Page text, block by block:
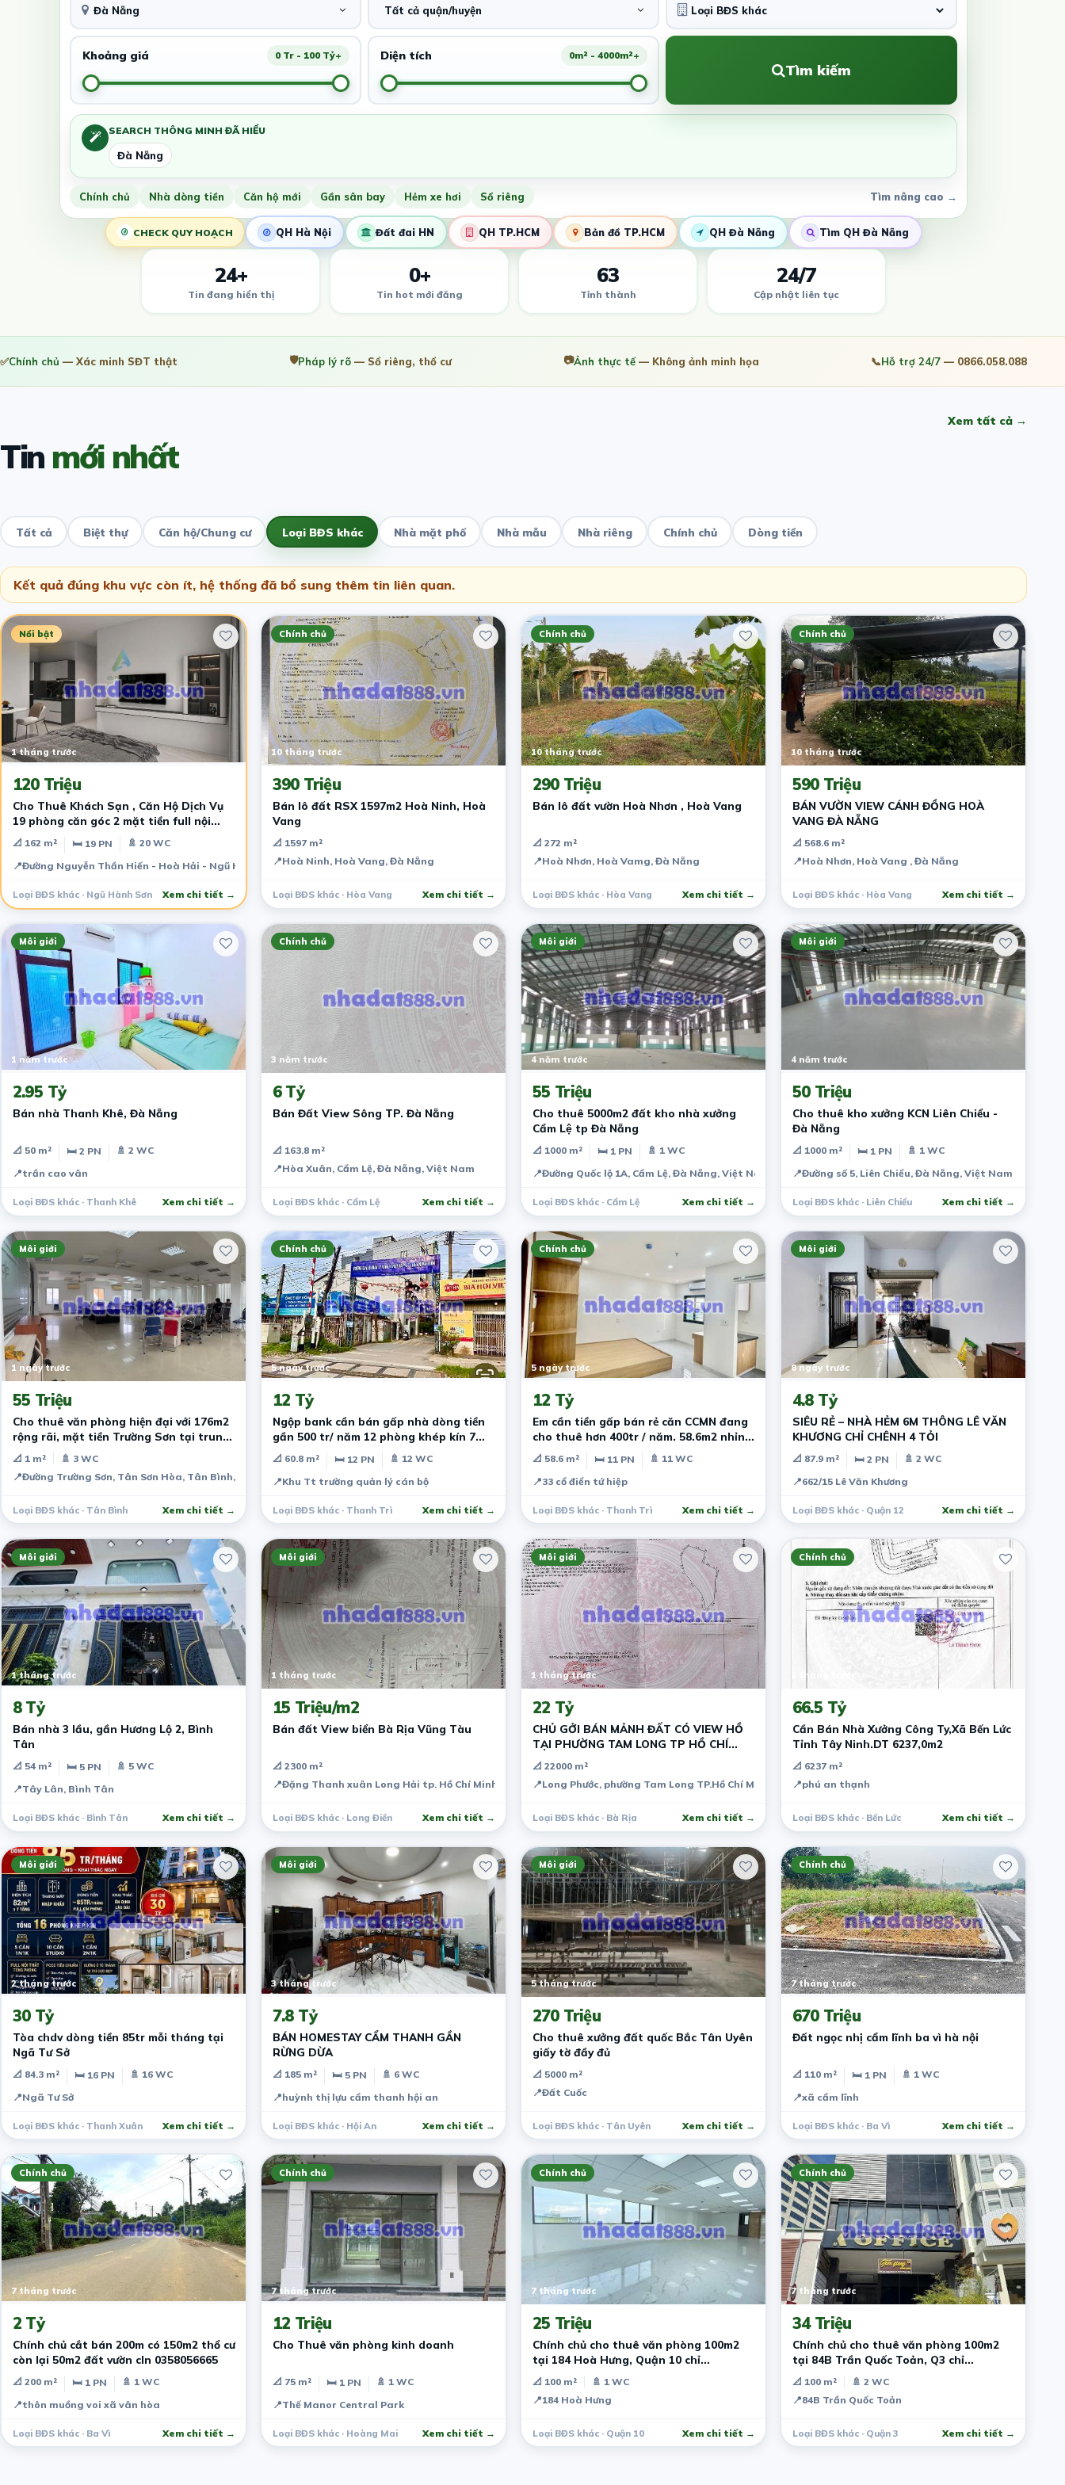
Đà Nẵng Tất cả quận/huyện
Khoảng giá 0 Tr - 100 Tỷ+ Diện tích 0m² - 4000m²+
Tìm kiếm
SEARCH THÔNG MINH ĐÃ HIỂU
Đà Nẵng
Chính chủ Nhà dòng tiền Căn hộ mới Gần sân bay Hẻm xe hơi Sổ riêng Tìm nâng cao →
CHECK QUY HOẠCH QH Hà Nội Đất đai HN QH TP.HCM Bản đồ TP.HCM QH Đà Nẵng Tìm QH Đà Nẵng
24+
Tin đang hiển thị
0+
Tin hot mới đăng
63
Tỉnh thành
24/7
Cập nhật liên tục
✅Chính chủ — Xác minh SĐT thật 🛡️Pháp lý rõ — Sổ riêng, thổ cư 📷Ảnh thực tế— Không ảnh minh họa 📞Hỗ trợ 24/7 — 0866.058.088
Tinmới nhất
Xem tất cả →
Tất cả Biệt thự Căn hộ/Chung cư Loại BĐS khác Nhà mặt phố Nhà mẫu Nhà riêng Chính chủ Dòng tiền
Kết quả đúng khu vực còn ít, hệ thống đã bổ sung thêm tin liên quan.
Nổi bật
1 tháng trước
120 Triệu
Cho Thuê Khách Sạn , Căn Hộ Dịch Vụ
19 phòng căn góc 2 mặt tiền full nội
thất
📐 162 m² 🛏 19 PN
🚿 20 WC
📍Đường Nguyễn Thần Hiến - Hoà Hải - Ngũ Hành Sơn - Đà Nẵng
Loại BĐS khác · Ngũ Hành Sơn Xem chi tiết →
Chính chủ
10 tháng trước
390 Triệu
Bán lô đất RSX 1597m2 Hoà Ninh, Hoà
Vang
📐 1597 m²
📍Hoà Ninh, Hoà Vang, Đà Nẵng
Loại BĐS khác · Hòa Vang Xem chi tiết →
Chính chủ
10 tháng trước
290 Triệu
Bán lô đất vườn Hoà Nhơn , Hoà Vang
📐 272 m²
📍Hoà Nhơn, Hoà Vamg, Đà Nẵng
Loại BĐS khác · Hòa Vang Xem chi tiết →
Chính chủ
10 tháng trước
590 Triệu
BÁN VƯỜN VIEW CÁNH ĐỒNG HOÀ
VANG ĐÀ NẴNG
📐 568.6 m²
📍Hoà Nhơn, Hoà Vang , Đà Nẵng
Loại BĐS khác · Hòa Vang Xem chi tiết →
Môi giới
1 năm trước
2.95 Tỷ
Bán nhà Thanh Khê, Đà Nẵng
📐 50 m² 🛏 2 PN
🚿 2 WC
📍trần cao vân
Loại BĐS khác · Thanh Khê Xem chi tiết →
Chính chủ
3 năm trước
6 Tỷ
Bán Đất View Sông TP. Đà Nẵng
📐 163.8 m²
📍Hòa Xuân, Cẩm Lệ, Đà Nẵng, Việt Nam
Loại BĐS khác · Cẩm Lệ Xem chi tiết →
Môi giới
4 năm trước
55 Triệu
Cho thuê 5000m2 đất kho nhà xưởng
Cẩm Lệ tp Đà Nẵng
📐 1000 m² 🛏 1 PN
🚿 1 WC
📍Đường Quốc lộ 1A, Cẩm Lệ, Đà Nẵng, Việt Nam
Loại BĐS khác · Cẩm Lệ Xem chi tiết →
Môi giới
4 năm trước
50 Triệu
Cho thuê kho xưởng KCN Liên Chiểu -
Đà Nẵng
📐 1000 m² 🛏 1 PN
🚿 1 WC
📍Đường số 5, Liên Chiểu, Đà Nẵng, Việt Nam
Loại BĐS khác · Liên Chiểu Xem chi tiết →
Môi giới
1 ngày trước
55 Triệu
Cho thuê văn phòng hiện đại với 176m2
rộng rãi, mặt tiền Trường Sơn tại trung
tâm Tân Bình
📐 1 m²
🚿 3 WC
📍Đường Trường Sơn, Tân Sơn Hòa, Tân Bình, TPHCM
Loại BĐS khác · Tân Bình Xem chi tiết →
Chính chủ
5 ngày trước
12 Tỷ
Ngộp bank cần bán gấp nhà dòng tiền
gần 500 tr/ năm 12 phòng khép kín 7
tầng
📐 60.8 m² 🛏 12 PN
🚿 12 WC
📍Khu Tt trường quản lý cán bộ
Loại BĐS khác · Thanh Trì Xem chi tiết →
Chính chủ
5 ngày trước
12 Tỷ
Em cần tiền gấp bán rẻ căn CCMN đang
cho thuê hơn 400tr / năm. 58.6m2 nhỉnh
12 tỷ
📐 58.6 m² 🛏 11 PN
🚿 11 WC
📍33 cổ điển tứ hiệp
Loại BĐS khác · Thanh Trì Xem chi tiết →
Môi giới
8 ngày trước
4.8 Tỷ
SIÊU RẺ – NHÀ HẺM 6M THÔNG LÊ VĂN
KHƯƠNG CHỈ CHÊNH 4 TỎI
📐 87.9 m² 🛏 2 PN
🚿 2 WC
📍662/15 Lê Văn Khương
Loại BĐS khác · Quận 12 Xem chi tiết →
Môi giới
1 tháng trước
8 Tỷ
Bán nhà 3 lầu, gần Hương Lộ 2, Bình
Tân
📐 54 m² 🛏 5 PN
🚿 5 WC
📍Tây Lân, Bình Tân
Loại BĐS khác · Bình Tân Xem chi tiết →
Môi giới
1 tháng trước
15 Triệu/m2
Bán đất View biển Bà Rịa Vũng Tàu
📐 2300 m²
📍Đặng Thanh xuân Long Hải tp. Hồ Chí Minh
Loại BĐS khác · Long Điền Xem chi tiết →
Môi giới
1 tháng trước
22 Tỷ
CHỦ GỞI BÁN MẢNH ĐẤT CÓ VIEW HỒ
TẠI PHƯỜNG TAM LONG TP HỒ CHÍ
MINH
📐 22000 m²
📍Long Phước, phường Tam Long TP.Hồ Chí Minh
Loại BĐS khác · Bà Rịa Xem chi tiết →
Chính chủ
2 tháng trước
66.5 Tỷ
Cần Bán Nhà Xưởng Công Ty,Xã Bến Lức
Tỉnh Tây Ninh.DT 6237,0m2
📐 6237 m²
📍phú an thạnh
Loại BĐS khác · Bến Lức Xem chi tiết →
Môi giới
2 tháng trước
30 Tỷ
Tòa chdv dòng tiền 85tr mỗi tháng tại
Ngã Tư Sở
📐 84.3 m² 🛏 16 PN
🚿 16 WC
📍Ngã Tư Sở
Loại BĐS khác · Thanh Xuân Xem chi tiết →
Môi giới
3 tháng trước
7.8 Tỷ
BÁN HOMESTAY CẨM THANH GẦN
RỪNG DỪA
📐 185 m² 🛏 5 PN
🚿 6 WC
📍huỳnh thị lựu cẩm thanh hội an
Loại BĐS khác · Hội An Xem chi tiết →
Môi giới
5 tháng trước
270 Triệu
Cho thuê xưởng đất quốc Bắc Tân Uyên
giấy tờ đầy đủ
📐 5000 m²
📍Đất Cuốc
Loại BĐS khác · Tân Uyên Xem chi tiết →
Chính chủ
7 tháng trước
670 Triệu
Đất ngọc nhị cẩm lĩnh ba vì hà nội
📐 110 m² 🛏 1 PN
🚿 1 WC
📍xã cẩm lĩnh
Loại BĐS khác · Ba Vì Xem chi tiết →
Chính chủ
7 tháng trước
2 Tỷ
Chính chủ cắt bán 200m có 150m2 thổ cư
còn lại 50m2 đất vườn cln 0358056665
📐 200 m² 🛏 1 PN
🚿 1 WC
📍thôn muồng voi xã vân hòa
Loại BĐS khác · Ba Vì Xem chi tiết →
Chính chủ
7 tháng trước
12 Triệu
Cho Thuê văn phòng kinh doanh
📐 75 m² 🛏 1 PN
🚿 1 WC
📍Thế Manor Central Park
Loại BĐS khác · Hoàng Mai Xem chi tiết →
Chính chủ
7 tháng trước
25 Triệu
Chính chủ cho thuê văn phòng 100m2
tại 184 Hoà Hưng, Quận 10 chỉ
25tr/tháng
📐 100 m²
🚿 1 WC
📍184 Hoà Hưng
Loại BĐS khác · Quận 10 Xem chi tiết →
Chính chủ
7 tháng trước
34 Triệu
Chính chủ cho thuê văn phòng 100m2
tại 84B Trần Quốc Toản, Q3 chỉ
34tr/tháng
📐 100 m²
🚿 2 WC
📍84B Trần Quốc Toản
Loại BĐS khác · Quận 3 Xem chi tiết →